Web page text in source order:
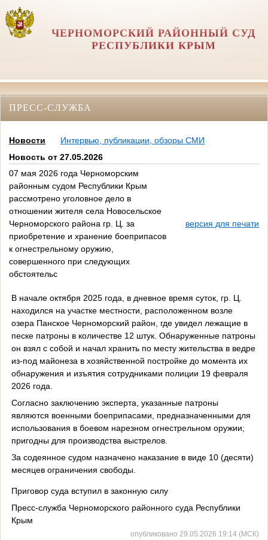
ЧЕРНОМОРСКИЙ РАЙОННЫЙ СУД
РЕСПУБЛИКИ КРЫМ
ПРЕСС-СЛУЖБА
Новости
Интервью, публикации, обзоры СМИ
Новость от 27.05.2026
07 мая 2026 года Черноморским
районным судом Республики Крым
рассмотрено уголовное дело в
отношении жителя села Новосельское
Черноморского района гр. Ц. за
приобретение и хранение боеприпасов
к огнестрельному оружию,
совершенного при следующих
обстоятельс
версия для печати
В начале октября 2025 года, в дневное время суток, гр. Ц.
находился на участке местности, расположенном возле
озера Панское Черноморский район, где увидел лежащие в
песке патроны в количестве 12 штук. Обнаруженные патроны
он взял с собой и начал хранить по месту жительства в ведре
из-под майонеза в хозяйственной постройке до момента их
обнаружения и изъятия сотрудниками полиции 19 февраля
2026 года.
Согласно заключению эксперта, указанные патроны
являются военными боеприпасами, предназначенными для
использования в боевом нарезном огнестрельном оружии;
пригодны для производства выстрелов.
За содеянное судом назначено наказание в виде 10 (десяти)
месяцев ограничения свободы.
Приговор суда вступил в законную силу
Пресс-служба Черноморского районного суда Республики
Крым
опубликовано 29.05.2026 19:14 (МСК)